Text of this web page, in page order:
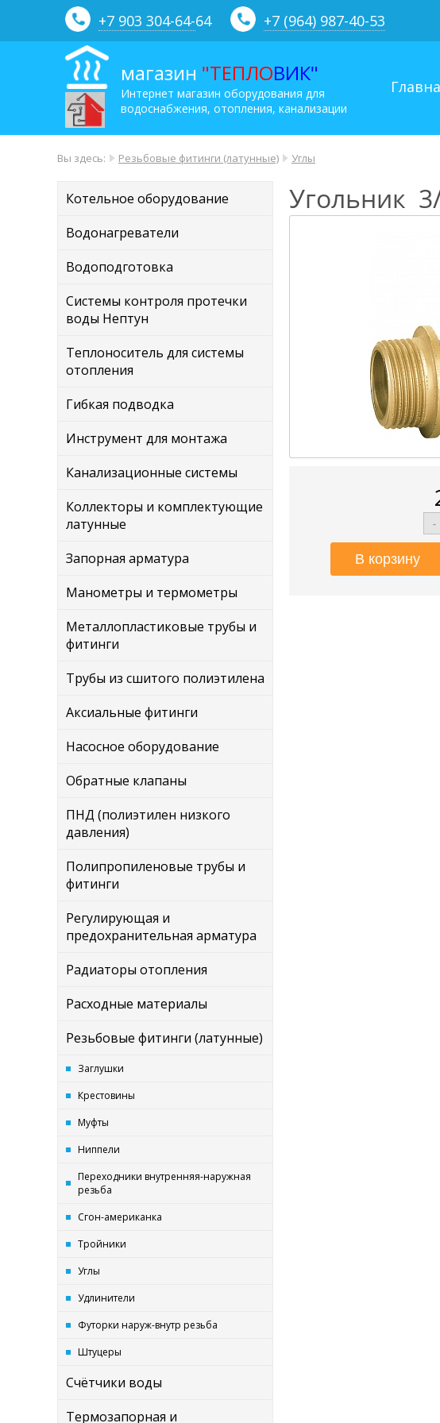
+7 903 304-64-64 +7 (964) 987-40-53
магазин "ТЕПЛОВИК"
Интернет магазин оборудования для
водоснабжения, отопления, канализации
Вы здесь: Резьбовые фитинги (латунные) Углы
Котельное оборудование
Водонагреватели
Водоподготовка
Системы контроля протечки
воды Нептун
Теплоноситель для системы
отопления
Гибкая подводка
Инструмент для монтажа
Канализационные системы
Коллекторы и комплектующие
латунные
Запорная арматура
Манометры и термометры
Металлопластиковые трубы и
фитинги
Трубы из сшитого полиэтилена
Аксиальные фитинги
Насосное оборудование
Обратные клапаны
ПНД (полиэтилен низкого
давления)
Полипропиленовые трубы и
фитинги
Регулирующая и
предохранительная арматура
Радиаторы отопления
Расходные материалы
Резьбовые фитинги (латунные)
Заглушки
Крестовины
Муфты
Ниппели
Переходники внутренняя-наружная
резьба
Сгон-американка
Тройники
Углы
Удлинители
Футорки наруж-внутр резьба
Штуцеры
Счётчики воды
Термозапорная и
Угольник
-